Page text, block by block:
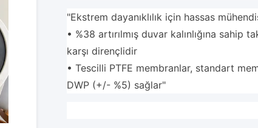
"Ekstrem dayanıklılık için hassas
• %38 artırılmış duvar kalınlığına
karşı dirençlidir
• Tescilli PTFE membranlar, standart
DWP (+/- %5) sağlar"